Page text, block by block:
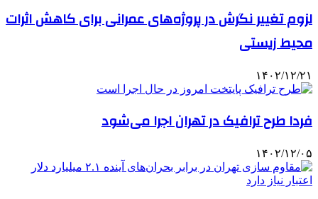
لزوم تغییر نگرش در پروژه‌های عمرانی برای کاهش اثرات
محیط زیستی
۱۴۰۲/۱۲/۲۱
فردا طرح ترافیک در تهران اجرا می‌شود
۱۴۰۲/۱۲/۰۵